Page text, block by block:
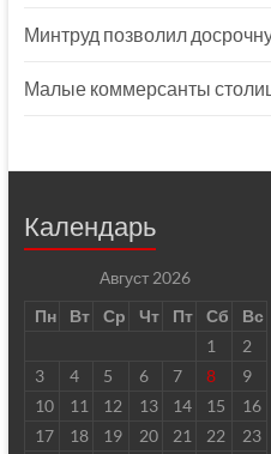
Минтруд позволил
Малые коммерсанты
Календарь
Август 2026
Пн
Вт Ср Чт Пт Сб
Вс
1
2
3
4 5 6 7 8
9
10
11 12 13 14 15
16
17
18 19 20 21 22
23